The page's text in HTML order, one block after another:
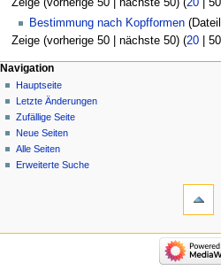
Zeige (vorherige 50| nächste 50) (20| 50
Bestimmung nach Kopfformen
Zeige (vorherige 50| nächste 50) (20| 50
Navigation
Hauptseite
Letzte Änderungen
Zufällige Seite
Neue Seiten
Alle Seiten
Erweiterte Suche